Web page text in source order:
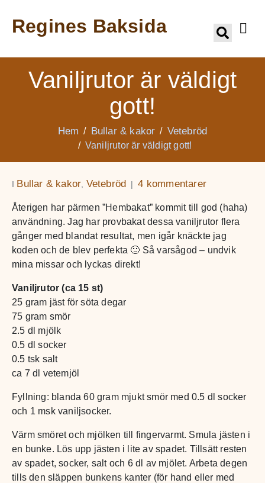
Regines Baksida
Vaniljrutor är väldigt
gott!
Hem Bullar & kakor Vetebröd
Vaniljrutor är väldigt gott!
I Bullar & kakor Vetebröd 4 kommentarer
Återigen har pärmen ”Hembakat” kommit till god (haha)
användning. Jag har provbakat dessa vaniljrutor flera
gånger med blandat resultat, men igår knäckte jag
koden och de blev perfekta 🙂 Så varsågod – undvik
mina missar och lyckas direkt!
Vaniljrutor (ca 15 st)
25 gram jäst för söta degar
75 gram smör
2.5 dl mjölk
0.5 dl socker
0.5 tsk salt
ca 7 dl vetemjöl
Fyllning: blanda 60 gram mjukt smör med 0.5 dl socker
och 1 msk vaniljsocker.
Värm smöret och mjölken till fingervarmt. Smula jästen i
en bunke. Lös upp jästen i lite av spadet. Tillsätt resten
av spadet, socker, salt och 6 dl av mjölet. Arbeta degen
tills den släppen bunkens kanter (för hand eller med